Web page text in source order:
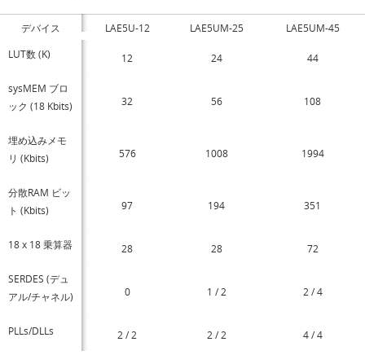
デバイス LAE5U-12 LAE5UM-25
LAE5UM-45
LUT数 (K)
12 24 44
sysMEM ブロ
ック (18 Kbits)
32 56 108
埋め込みメモ
リ (Kbits)
576 1008 1994
分散RAM ビッ
ト (Kbits)
97 194 351
18 x 18 乗算器 28 28 72
SERDES (デュ
アル/チャネル)
0 1 / 2 2 / 4
PLLs/DLLs 2 / 2 2 / 2 4 / 4